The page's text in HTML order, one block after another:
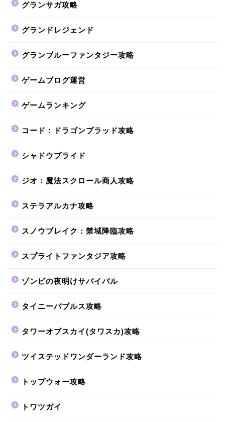
グランサガ攻略
グランドレジェンド
グランブルーファンタジー攻略
ゲームブログ運営
ゲームランキング
コード：ドラゴンブラッド攻略
シャドウブライド
ジオ：魔法スクロール商人攻略
ステラアルカナ攻略
スノウブレイク：禁域降臨攻略
スプライトファンタジア攻略
ゾンビの夜明けサバイバル
タイニーバブルス攻略
タワーオブスカイ(タワスカ)攻略
ツイステッドワンダーランド攻略
トップウォー攻略
トワツガイ